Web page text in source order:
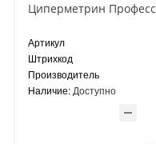
Артикул
Штрихкод
Производитель
Наличие: Доступно